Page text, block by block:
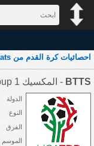
احصائيات كرة القدم من FootyStats
BTTS - المكسيك Liga TDP Group 1
الدولة
النوع
الفرق
الموسم